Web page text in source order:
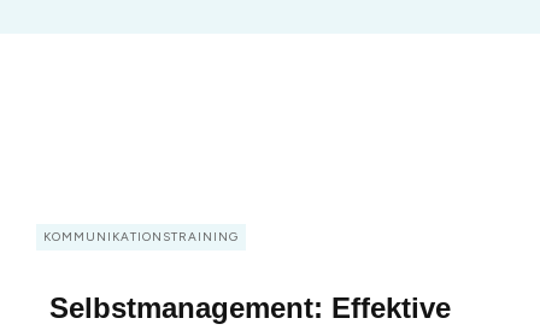
KOMMUNIKATIONSTRAINING
Selbstmanagement: Effektive